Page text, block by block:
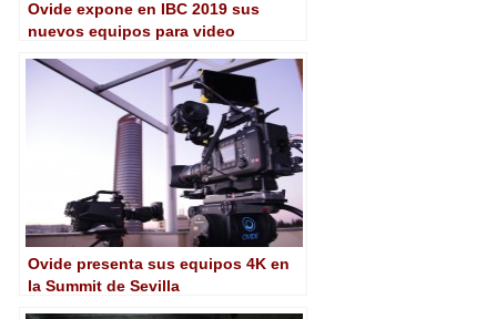
Ovide expone en IBC 2019 sus
nuevos equipos para video
Ovide presenta sus equipos 4K en
la Summit de Sevilla